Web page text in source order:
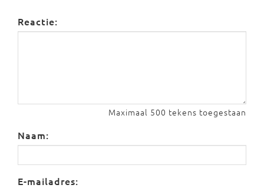
Reactie:
Maximaal 500 tekens toegestaan
Naam:
E-mailadres: